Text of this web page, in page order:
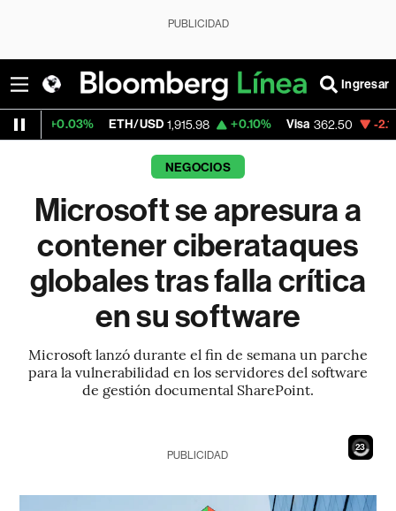
PUBLICIDAD
Ingresar
ETH/USD 1,915.98 +0.10% Visa 362.50 -2.15%
NEGOCIOS
Microsoft se apresura a
contener ciberataques
globales tras falla crítica
en su software
Microsoft lanzó durante el fin de semana un parche
para la vulnerabilidad en los servidores del software
de gestión documental SharePoint.
21
PUBLICIDAD